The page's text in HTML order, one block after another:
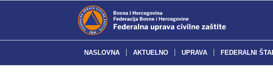
NASLOVNA AKTUELNO UPRAVA FEDERALNI